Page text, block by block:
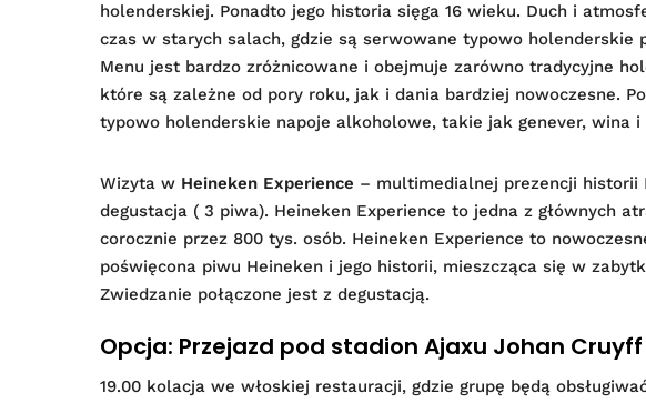
holenderskiej. Ponadto jego historia sięga 16 wieku. Duch i
czas w starych salach, gdzie są serwowane typowo holenderskie
Menu jest bardzo zróżnicowane i obejmuje zarówno tradycyjne
które są zależne od pory roku, jak i dania bardziej nowoczesne.
typowo holenderskie napoje alkoholowe, takie jak genever, wina i
Wizyta w Heineken Experience – multimedialnej prezencji historii
degustacja ( 3 piwa). Heineken Experience to jedna z głównych
corocznie przez 800 tys. osób. Heineken Experience to
poświęcona piwu Heineken i jego historii, mieszcząca się w
Zwiedzanie połączone jest z degustacją.
Opcja: Przejazd pod stadion Ajaxu Johan
19.00 kolacja we włoskiej restauracji, gdzie grupę będą